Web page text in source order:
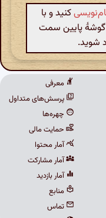
کنید و با
گوشهٔ پایین سمت
شوید.
معرفی
پرسش‌های متداول
چهره‌ها
حمایت مالی
آمار محتوا
آمار مشارکت
آمار بازدید
منابع
تماس